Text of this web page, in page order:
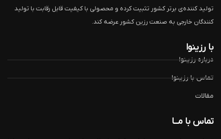
تولید کننده‌ی برتر کشور تثبیت کرده و محصولی با کیفیت قابل رقابت با تولید
کنندگان خارجی به صنعت رزین کشور عرضه کند.
با رزینوا
درباره رزینوا
تماس با رزینوا
مقالات
تماس با مــا